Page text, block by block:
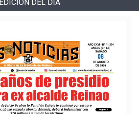
EDICIÓN DEL DÍA